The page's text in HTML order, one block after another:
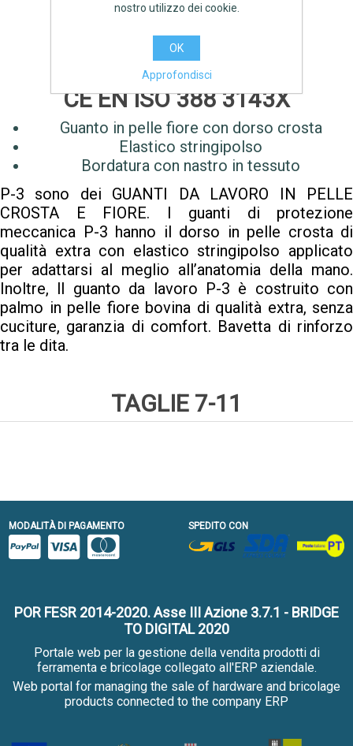
CE EN ISO 388 3143X
Guanto in pelle fiore con dorso crosta
Elastico stringipolso
Bordatura con nastro in tessuto
P-3 sono dei GUANTI DA LAVORO IN PELLE
CROSTA E FIORE. I guanti di protezione
meccanica P-3 hanno il dorso in pelle crosta di
qualità extra con elastico stringipolso applicato
per adattarsi al meglio all’anatomia della mano.
Inoltre, ll guanto da lavoro P-3 è costruito con
palmo in pelle fiore bovina di qualità extra, senza
cuciture, garanzia di comfort. Bavetta di rinforzo
tra le dita.
TAGLIE 7-11
MODALITÀ DI PAGAMENTO SPEDITO CON
POR FESR 2014-2020. Asse III Azione 3.7.1 - BRIDGE
TO DIGITAL 2020
Portale web per la gestione della vendita prodotti di
ferramenta e bricolage collegato all'ERP aziendale.
Web portal for managing the sale of hardware and bricolage
products connected to the company ERP
nostro utilizzo dei cookie.
OK
Approfondisci